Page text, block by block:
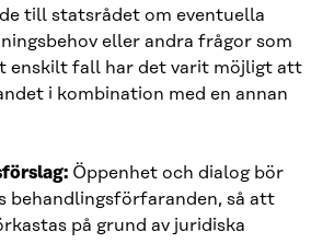
till statsrådet om eventuella
eller andra frågor som
enskilt fall har det varit möjligt att
i kombination med en annan
Öppenhet och dialog bör
behandlingsförfaranden, så att
på grund av juridiska